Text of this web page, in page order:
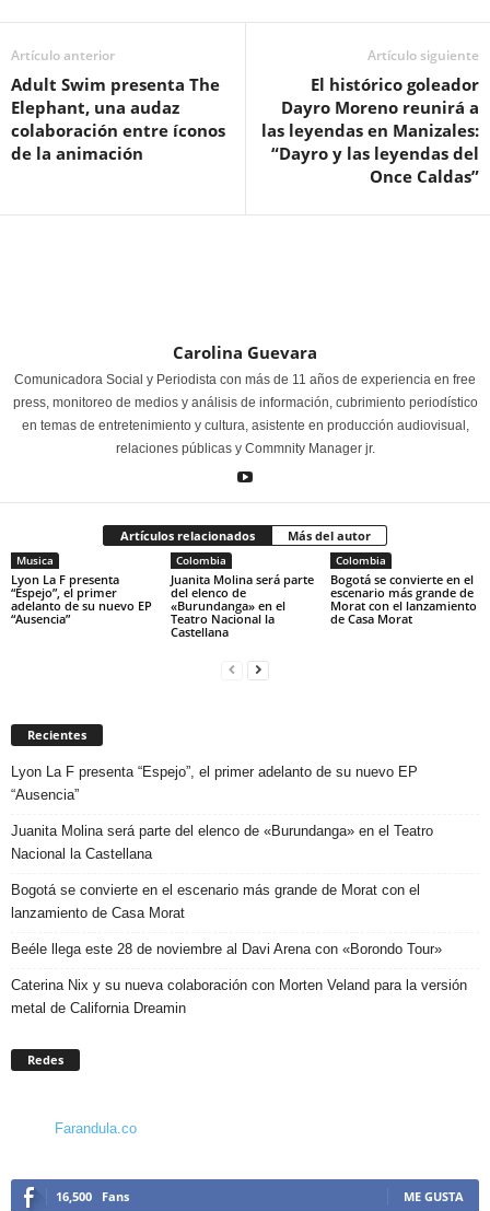
Artículo anterior
Adult Swim presenta The
Elephant, una audaz
colaboración entre íconos
de la animación
Artículo siguiente
El histórico goleador
Dayro Moreno reunirá a
las leyendas en Manizales:
“Dayro y las leyendas del
Once Caldas”
Carolina Guevara
Comunicadora Social y Periodista con más de 11 años de experiencia en free
press, monitoreo de medios y análisis de información, cubrimiento periodístico
en temas de entretenimiento y cultura, asistente en producción audiovisual,
relaciones públicas y Commnity Manager jr.
Artículos relacionados Más del autor
Musica
Lyon La F presenta
“Espejo”, el primer
adelanto de su nuevo EP
“Ausencia”
Colombia
Juanita Molina será parte
del elenco de
«Burundanga» en el
Teatro Nacional la
Castellana
Colombia
Bogotá se convierte en el
escenario más grande de
Morat con el lanzamiento
de Casa Morat
Recientes
Lyon La F presenta “Espejo”, el primer adelanto de su nuevo EP
“Ausencia”
Juanita Molina será parte del elenco de «Burundanga» en el Teatro
Nacional la Castellana
Bogotá se convierte en el escenario más grande de Morat con el
lanzamiento de Casa Morat
Beéle llega este 28 de noviembre al Davi Arena con «Borondo Tour»
Caterina Nix y su nueva colaboración con Morten Veland para la versión
metal de California Dreamin
Redes
Farandula.co
16,500 Fans ME GUSTA